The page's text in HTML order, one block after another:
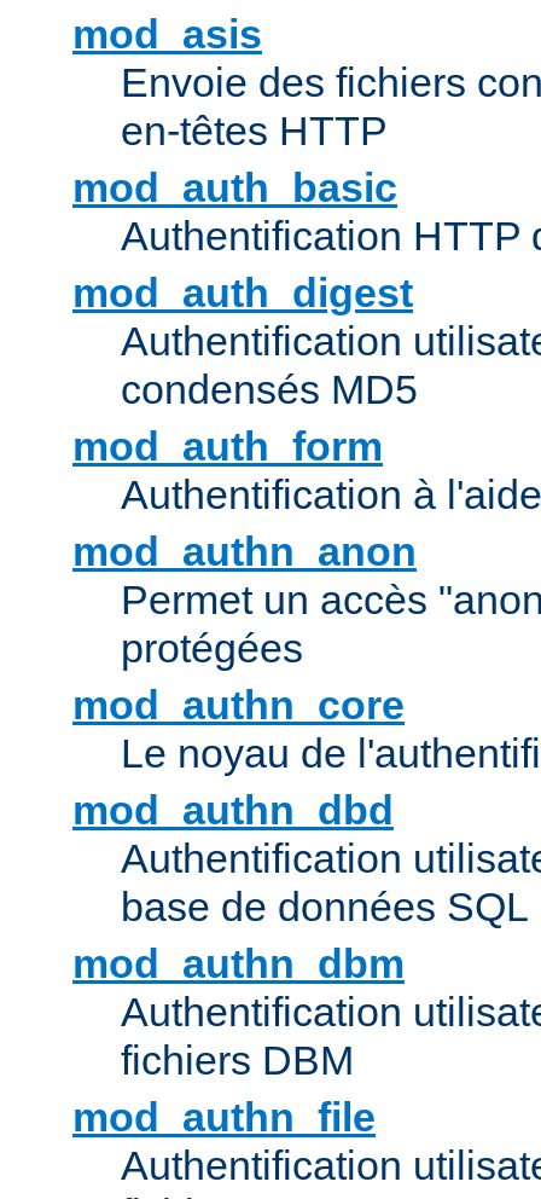
mod_asis
Envoie des fichiers
en-têtes HTTP
mod_auth_basic
Authentification HTTP
mod_auth_digest
Authentification
condensés MD5
mod_auth_form
Authentification à
mod_authn_anon
Permet un accès
protégées
mod_authn_core
Le noyau de
mod_authn_dbd
Authentification
base de données SQL
mod_authn_dbm
Authentification
fichiers DBM
mod_authn_file
Authentification